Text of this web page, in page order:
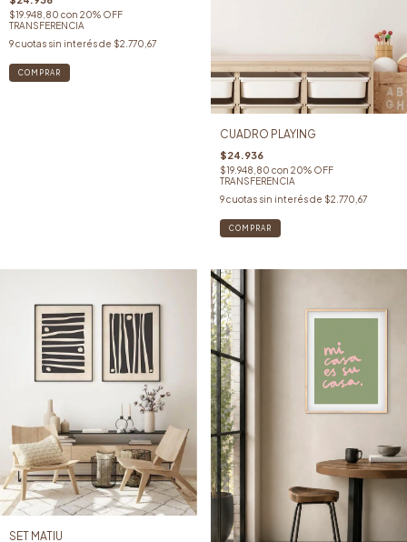
$19.948,80 con 20% OFF
TRANSFERENCIA
9cuotas sin interés de $2.770,67
COMPRAR
CUADRO PLAYING
$24.936
$19.948,80 con 20% OFF
TRANSFERENCIA
9 cuotas sin interés de $2.770,67
COMPRAR
SET MATIU